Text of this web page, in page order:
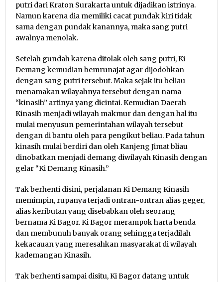
putri dari Kraton Surakarta untuk dijadikan istrinya.
Namun karena dia memiliki cacat pundak kiri tidak
sama dengan pundak kanannya, maka sang putri
awalnya menolak.
Setelah gundah karena ditolak oleh sang putri, Ki
Demang kemudian bemrunajat agar dijodohkan
dengan sang putri tersebut. Maka sejak itu beliau
menamakan wilayahnya tersebut dengan nama
“kinasih” artinya yang dicintai. Kemudian Daerah
Kinasih menjadi wilayah makmur dan dengan hal itu
mulai menyusun pemerintahan wilayah tersebut
dengan di bantu oleh para pengikut beliau. Pada tahun
kinasih mulai berdiri dan oleh Kanjeng Jimat bliau
dinobatkan menjadi demang diwilayah Kinasih dengan
gelar “Ki Demang Kinasih.”
Tak berhenti disini, perjalanan Ki Demang Kinasih
memimpin, rupanya terjadi ontran-ontran alias geger,
alias keributan yang disebabkan oleh seorang
bernama Ki Bagor. Ki Bagor merampok harta benda
dan membunuh banyak orang sehingga terjadilah
kekacauan yang meresahkan masyarakat di wilayah
kademangan Kinasih.
Tak berhenti sampai disitu, Ki Bagor datang untuk